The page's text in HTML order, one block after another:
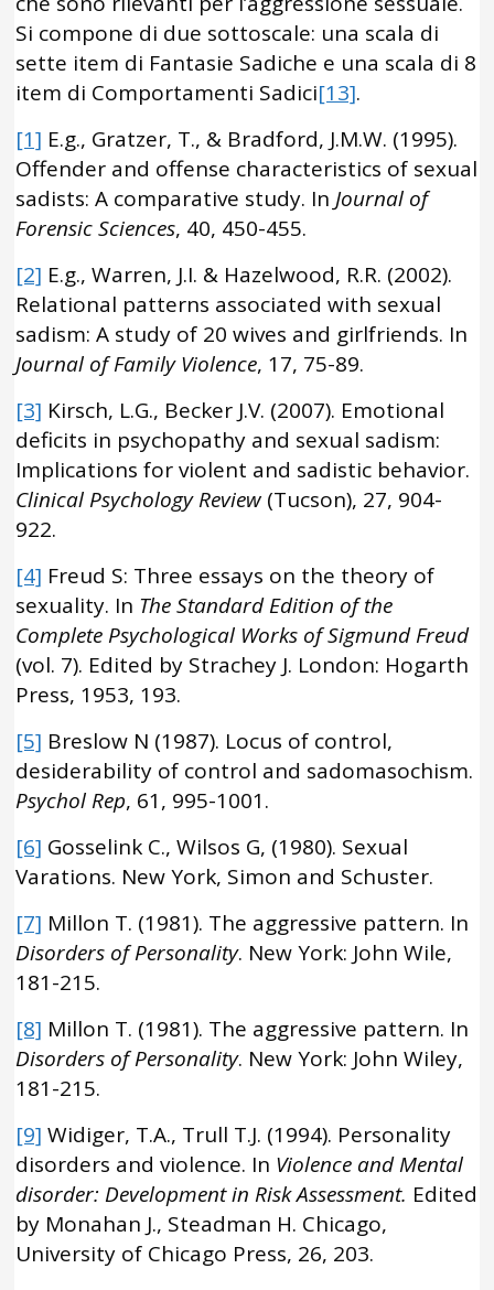
Si compone di due sottoscale: una scala di
sette item di Fantasie Sadiche e una scala di 8
item di Comportamenti Sadici[13].
[1] E.g., Gratzer, T., & Bradford, J.M.W. (1995).
Offender and offense characteristics of sexual
sadists: A comparative study. InJournal of
Forensic Sciences, 40, 450-455.
[2] E.g., Warren, J.I. & Hazelwood, R.R. (2002).
Relational patterns associated with sexual
sadism: A study of 20 wives and girlfriends. In
Journal of Family Violence, 17, 75-89.
[3] Kirsch, L.G., Becker J.V. (2007). Emotional
deficits in psychopathy and sexual sadism:
Implications for violent and sadistic behavior.
Clinical Psychology Review (Tucson), 27, 904-
922.
[4] Freud S: Three essays on the theory of
sexuality. In The Standard Edition of the
Complete Psychological Works of Sigmund Freud
(vol. 7). Edited by Strachey J. London: Hogarth
Press, 1953, 193.
[5] Breslow N (1987). Locus of control,
desiderability of control and sadomasochism.
Psychol Rep, 61, 995-1001.
[6] Gosselink C., Wilsos G, (1980). Sexual
Varations. New York, Simon and Schuster.
[7] Millon T. (1981). The aggressive pattern. In
Disorders of Personality. New York: John Wile,
181-215.
[8] Millon T. (1981). The aggressive pattern. In
Disorders of Personality. New York: John Wiley,
181-215.
[9] Widiger, T.A., Trull T.J. (1994). Personality
disorders and violence. In Violence and Mental
disorder: Development in Risk Assessment. Edited
by Monahan J., Steadman H. Chicago,
University of Chicago Press, 26, 203.